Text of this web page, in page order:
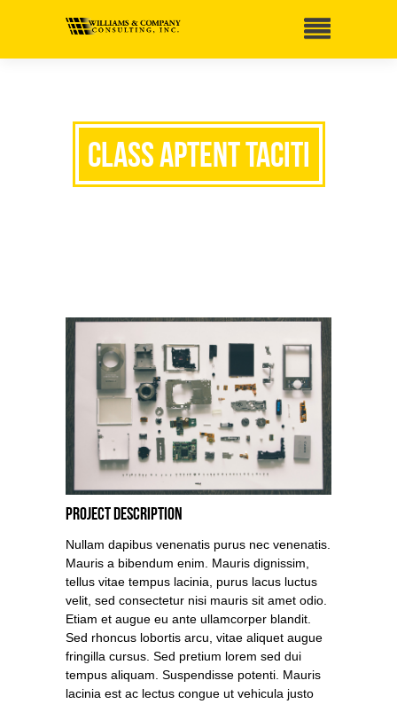
Class aptent taciti
Project Description
Nullam dapibus venenatis purus nec venenatis.
Mauris a bibendum enim. Mauris dignissim,
tellus vitae tempus lacinia, purus lacus luctus
velit, sed consectetur nisi mauris sit amet odio.
Etiam et augue eu ante ullamcorper blandit.
Sed rhoncus lobortis arcu, vitae aliquet augue
fringilla cursus. Sed pretium lorem sed dui
tempus aliquam. Suspendisse potenti. Mauris
lacinia est ac lectus congue ut vehicula justo